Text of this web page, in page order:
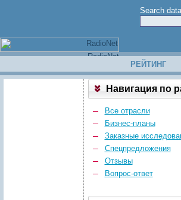
Search
РЕЙТИНГ
Навигация по
Все отрасли
Бизнес-планы
Заказные
Спецпредложения
Отзывы
Вопрос-ответ